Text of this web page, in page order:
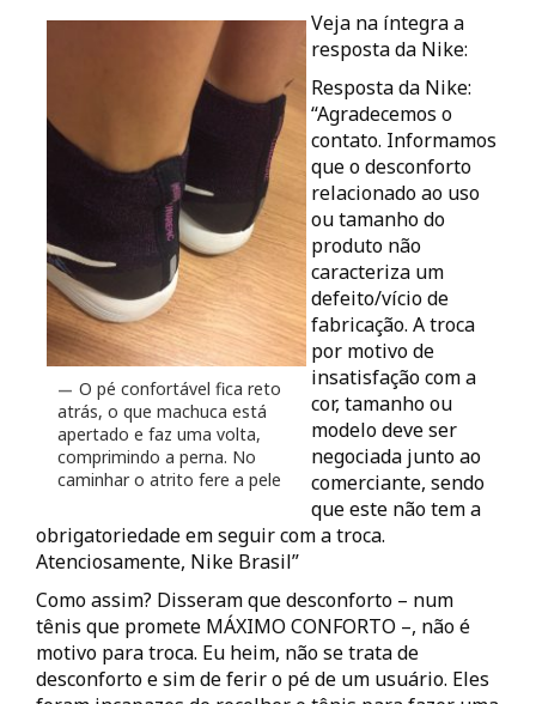
O pé confortável fica reto
atrás, o que machuca está
apertado e faz uma volta,
comprimindo a perna. No
caminhar o atrito fere a pele
Veja na íntegra a
resposta da Nike:
Resposta da Nike:
“Agradecemos o
contato. Informamos
que o desconforto
relacionado ao uso
ou tamanho do
produto não
caracteriza um
defeito/vício de
fabricação. A troca
por motivo de
insatisfação com a
cor, tamanho ou
modelo deve ser
negociada junto ao
comerciante, sendo
que este não tem a
obrigatoriedade em seguir com a troca.
Atenciosamente, Nike Brasil”
Como assim? Disseram que desconforto – num
tênis que promete MÁXIMO CONFORTO –, não é
motivo para troca. Eu heim, não se trata de
desconforto e sim de ferir o pé de um usuário. Eles